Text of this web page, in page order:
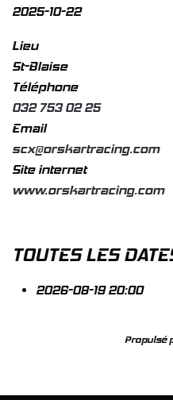
2025-10-22
Lieu
St-Blaise
Téléphone
032 753 02 25
Email
scx@orskartracing.com
Site internet
www.orskartracing.com
TOUTES LES
2026-08-1920:00
Propulsé